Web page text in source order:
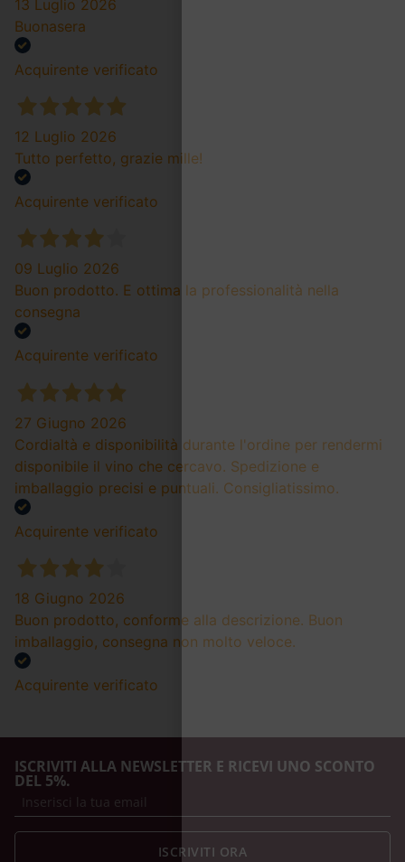
13 Luglio 2026
Buonasera
Acquirente verificato
12 Luglio 2026
Tutto perfetto, grazie mille!
Acquirente verificato
09 Luglio 2026
Buon prodotto. E ottima la professionalità nella
consegna
Acquirente verificato
27 Giugno 2026
Cordialtà e disponibilità durante l'ordine per rendermi
disponibile il vino che cercavo. Spedizione e
imballaggio precisi e puntuali. Consigliatissimo.
Acquirente verificato
18 Giugno 2026
Buon prodotto, conforme alla descrizione. Buon
imballaggio, consegna non molto veloce.
Acquirente verificato
ISCRIVITI ALLA NEWSLETTER E RICEVI UNO SCONTO
DEL 5%.
ISCRIVITI ORA